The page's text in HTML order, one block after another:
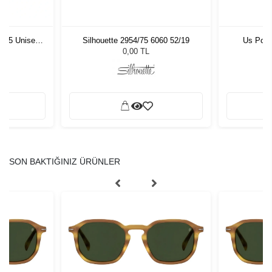
Silhouette 2954/75 6060 52/19
0,00 TL
Us Polo Assn. USS 0048 C1
0,00 TL
SON BAKTIĞINIZ ÜRÜNLER